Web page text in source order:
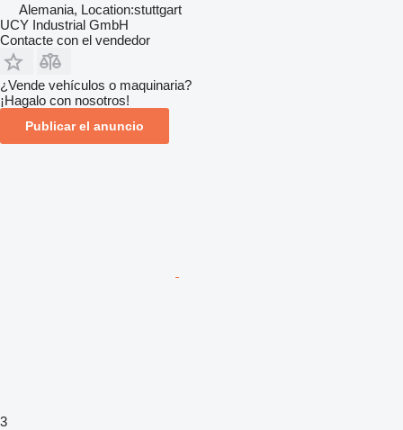
Alemania, Location:stuttgart
UCY Industrial GmbH
Contacte con el vendedor
¿Vende vehículos o maquinaria?
¡Hagalo con nosotros!
Publicar el anuncio
3